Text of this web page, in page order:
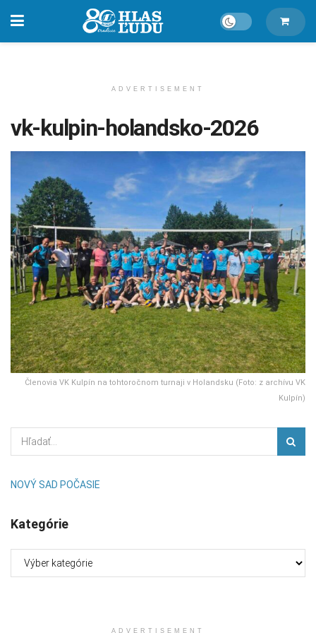
ADVERTISEMENT
vk-kulpin-holandsko-2026
Členovia VK Kulpín na tohtoročnom turnaji v Holandsku (Foto: z archívu VK
Kulpín)
NOVÝ SAD POČASIE
Kategórie
ADVERTISEMENT